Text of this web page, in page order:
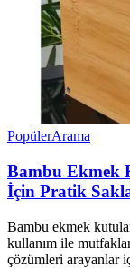
PopülerArama
Bambu Ekmek
İçin Pratik
Bambu ekmek
kullanım ile
çözümleri arayanlar